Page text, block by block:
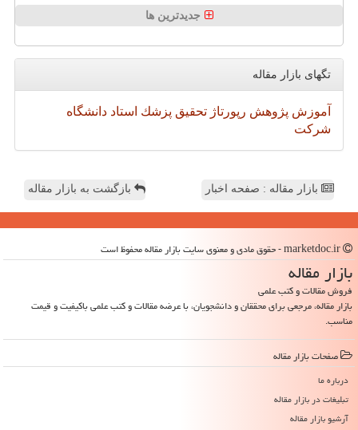
جدیدترین ها
تگهای بازار مقاله
آموزش پژوهش رپورتاژ تحقیق پزشك استاد دانشگاه
شركت
بازار مقاله : صفحه اخبار بازگشت به بازار مقاله
بازار مقاله
فروش مقالات و کتب علمی
بازار مقاله، مرجعی برای محققان و دانشجویان، با عرضه مقالات و کتب علمی باکیفیت و قیمت
مناسب.
صفحات بازار مقاله
درباره ما
تبلیغات در بازار مقاله
آرشیو بازار مقاله